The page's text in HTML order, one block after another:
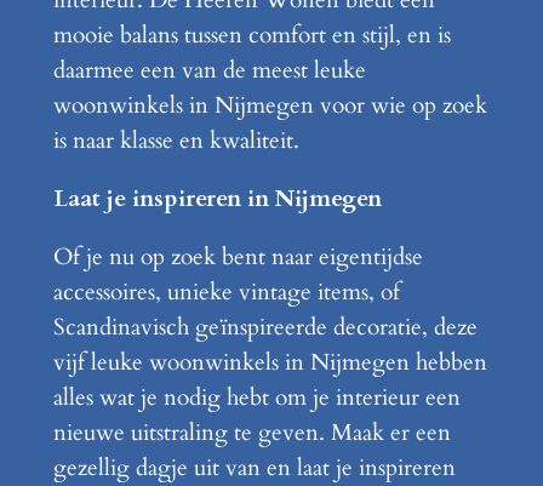
mooie balans tussen comfort en stijl, en is
daarmee een van de meest leuke
woonwinkels in Nijmegen voor wie op zoek
is naar klasse en kwaliteit.
Laat je inspireren in Nijmegen
Of je nu op zoek bent naar eigentijdse
accessoires, unieke vintage items, of
Scandinavisch geïnspireerde decoratie, deze
vijf leuke woonwinkels in Nijmegen hebben
alles wat je nodig hebt om je interieur een
nieuwe uitstraling te geven. Maak er een
gezellig dagje uit van en laat je inspireren